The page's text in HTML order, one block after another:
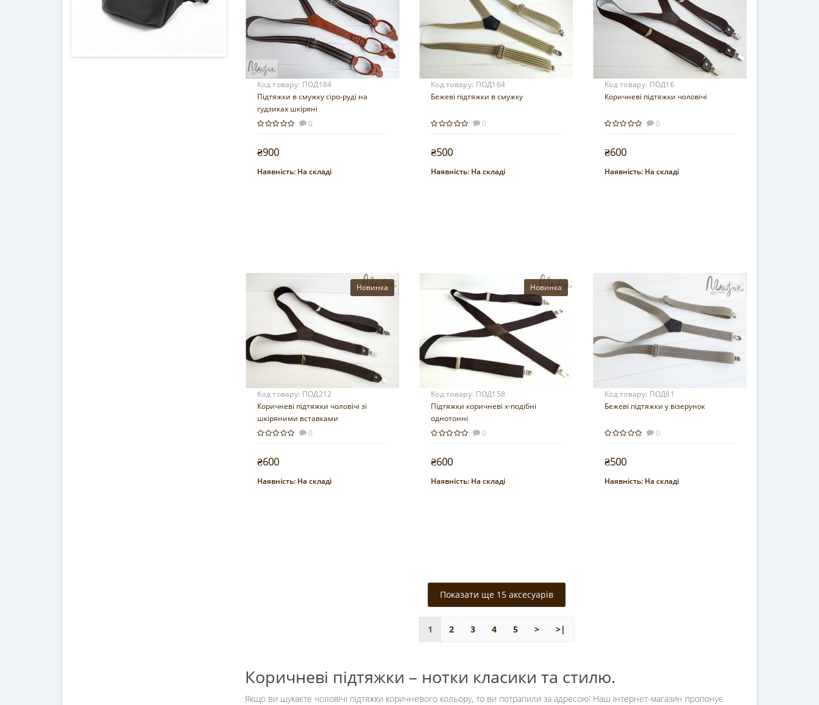
Код товару: ПОД184
Підтяжки в смужку сіро-руді на
гудзиках шкіряні
0
₴900
Купити
Наявність: На складі
Код товару: ПОД164
Бежеві підтяжки в смужку
0
₴500
Купити
Наявність: На складі
Код товару: ПОД16
Коричневі підтяжки чоловічі
0
₴600
Купити
Наявність: На складі
Новинка
Код товару: ПОД212
Коричневі підтяжки чоловічі зі
шкіряними вставками
0
₴600
Купити
Наявність: На складі
Новинка
Код товару: ПОД158
Підтяжки коричневі х-подібні
однотонні
0
₴600
Купити
Наявність: На складі
Код товару: ПОД81
Бежеві підтяжки у візерунок
0
₴500
Купити
Наявність: На складі
Показати ще 15 аксесуарів
1 2 3 4 5 > >|
Коричневі підтяжки – нотки класики та стилю.
Якщо ви шукаєте чоловічі підтяжки коричневого кольору, то ви потрапили за адресою! Наш інтернет-магазин пропонує